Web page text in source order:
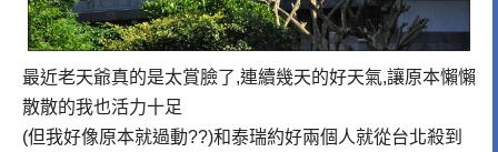
最近老天爺真的是太賞臉了,連續幾天的好天氣,讓原本懶懶
散散的我也活力十足
(但我好像原本就過動??)和泰瑞約好兩個人就從台北殺到